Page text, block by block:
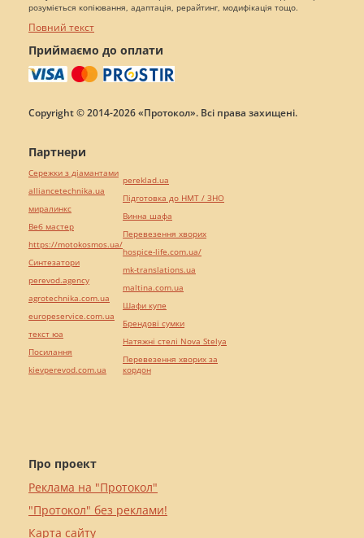
розуміється копіювання, адаптація, рерайтинг, модифікація тощо.
Повний текст
Приймаємо до оплати
Copyright © 2014-2026 «Протокол». Всі права захищені.
Про проект
Реклама на "Протокол"
"Протокол" без реклами!
Карта сайту
Партнери
Сережки з діамантами
alliancetechnika.ua
миралинкс
Веб мастер
https://motokosmos.ua/
Синтезатори
perevod.agency
agrotechnika.com.ua
europeservice.com.ua
текст юа
Посилання
kievperevod.com.ua
pereklad.ua
Підготовка до НМТ / ЗНО
Винна шафа
Перевезення хворих
hospice-life.com.ua/
mk-translations.ua
maltina.com.ua
Шафи купе
Брендові сумки
Натяжні стелі Nova Stelya
Перевезення хворих за
кордон